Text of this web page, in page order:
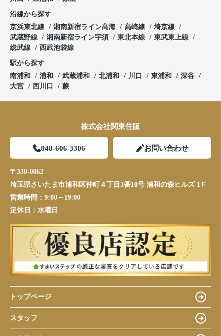
沿線から探す
京浜東北線
湘南新宿ライン高海 高崎線
埼京線
武蔵野線
湘南新宿ライン宇須 東北本線
東武東上線
総武線
西武池袋線
駅から探す
南浦和
浦和 武蔵浦和 北浦和 川口 東浦和
深谷
大宮
西川口 蕨
株式会社関東住販
048-606-3306 お問い合わせ
〒330-0062
埼玉県さいたま市浦和区仲町４丁目3番10号 浦和の森ヒルズ 1Ｆ
営業時間： 9:00～19:00
定休日： 水曜日
トップページ
スタッフ